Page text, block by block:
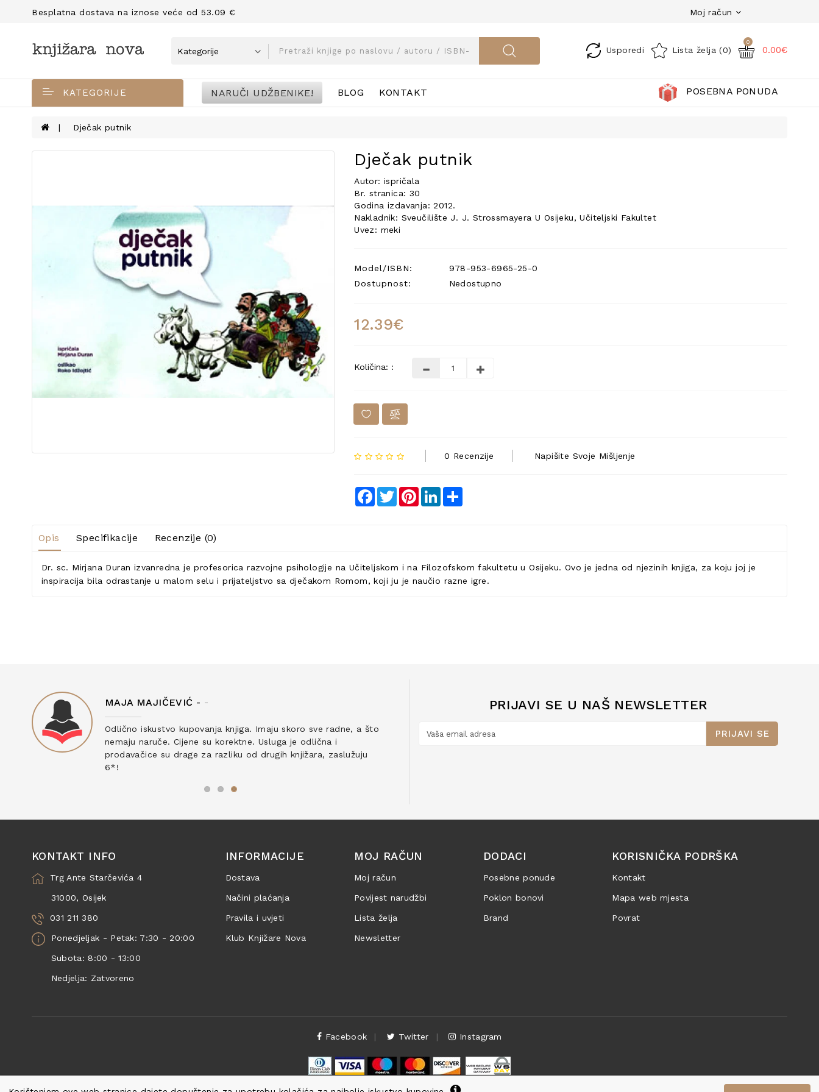
Besplatna dostava na iznose veće od 53.09 € Moj račun
Usporedi Lista želja (0)
0
0.00€
KATEGORIJE NARUČI UDŽBENIKE! BLOG KONTAKT POSEBNA PONUDA
Dječak putnik
Dječak putnik
Autor: ispričala
Br. stranica: 30
Godina izdavanja: 2012.
Nakladnik: Sveučilište J. J. Strossmayera U Osijeku, Učiteljski Fakultet
Uvez: meki
Model/ISBN:
978-953-6965-25-0
Dostupnost:
Nedostupno
12.39€
Količina: :
0 Recenzije Napišite Svoje Mišljenje
Facebook
TwitterPinterestLinkedIn
Opis Specifikacije Recenzije (0)
Dr. sc. Mirjana Duran izvanredna je profesorica razvojne psihologije na Učiteljskom i na Filozofskom fakultetu u Osijeku. Ovo je jedna od njezinih knjiga, za koju joj je
inspiracija bila odrastanje u malom selu i prijateljstvo sa dječakom Romom, koji ju je naučio razne igre.
MAJA MAJIČEVIĆ - -
Odlično iskustvo kupovanja knjiga. Imaju skoro sve radne, a što
nemaju naruče. Cijene su korektne. Usluga je odlična i
prodavačice su drage za razliku od drugih knjižara, zaslužuju
6*!
PRIJAVI SE U NAŠ NEWSLETTER
PRIJAVI SE
KONTAKT INFO
Trg Ante Starčevića 4
31000, Osijek
031 211 380
Ponedjeljak - Petak: 7:30 - 20:00
Subota: 8:00 - 13:00
Nedjelja: Zatvoreno
INFORMACIJE
Dostava
Načini plaćanja
Pravila i uvjeti
Klub Knjižare Nova
MOJ RAČUN
Moj račun
Povijest narudžbi
Lista želja
Newsletter
DODACI
Posebne ponude
Poklon bonovi
Brand
KORISNIČKA PODRŠKA
Kontakt
Mapa web mjesta
Povrat
Facebook Twitter Instagram